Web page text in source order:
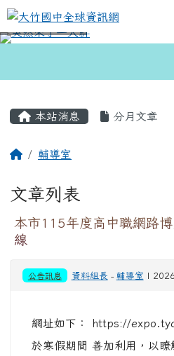
跳至主內容區
大竹國中全球資訊網
本站消息 分月文章
回首頁輔導室
文章列表
本市115年度高中職網路
線
公告訊息 資料組長 - 輔導室 |
網址如下： https://
於寒假期間 善加利用，以瞭